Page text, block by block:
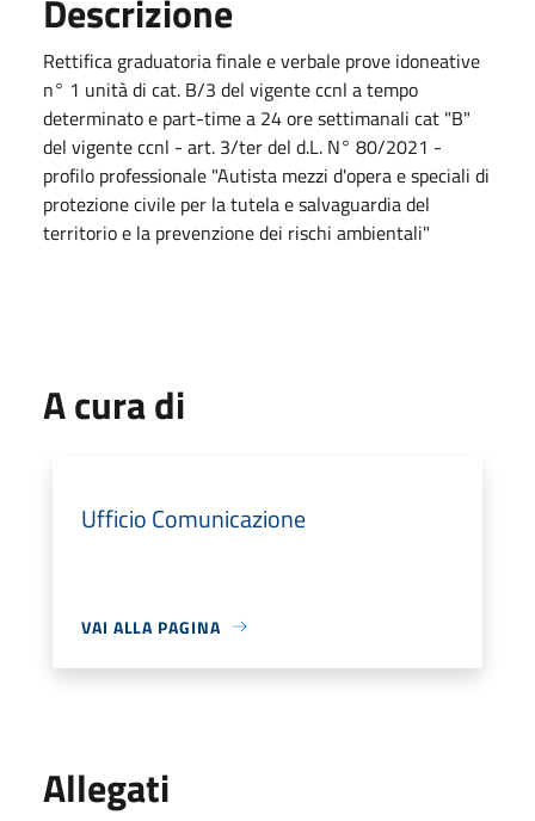
Descrizione
Rettifica graduatoria finale e verbale prove idoneative
n° 1 unità di cat. B/3 del vigente ccnl a tempo
determinato e part-time a 24 ore settimanali cat "B"
del vigente ccnl - art. 3/ter del d.L. N° 80/2021 -
profilo professionale "Autista mezzi d'opera e speciali di
protezione civile per la tutela e salvaguardia del
territorio e la prevenzione dei rischi ambientali"
A cura di
Ufficio Comunicazione
VAI ALLA PAGINA
Allegati